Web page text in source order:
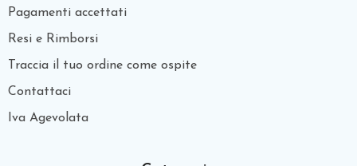
Pagamenti accettati
Resi e Rimborsi
Traccia il tuo ordine come ospite
Contattaci
Iva Agevolata